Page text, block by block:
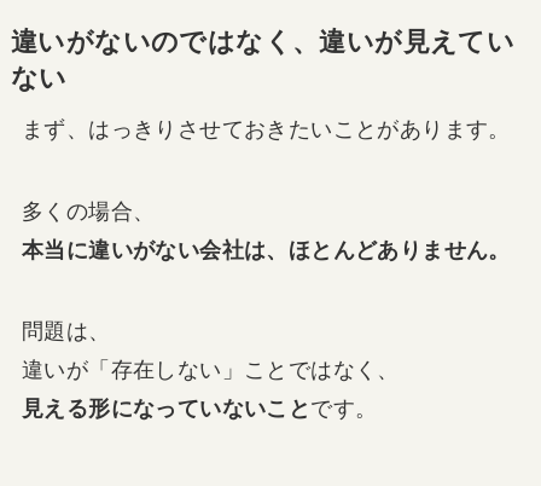
違いがないのではなく、違いが見えてい
ない
まず、はっきりさせておきたいことがあります。
多くの場合、
本当に違いがない会社は、ほとんどありません。
問題は、
違いが「存在しない」ことではなく、
見える形になっていないこと です。